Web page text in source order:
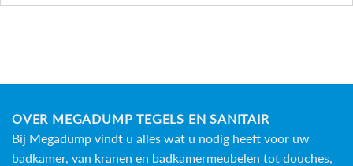
OVER MEGADUMP TEGELS EN SANITAIR
Bij Megadump vindt u alles wat u nodig heeft voor uw
badkamer, van kranen en badkamermeubelen tot douches,